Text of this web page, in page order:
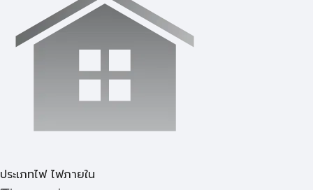
ประเภทไฟ ไฟภายใน